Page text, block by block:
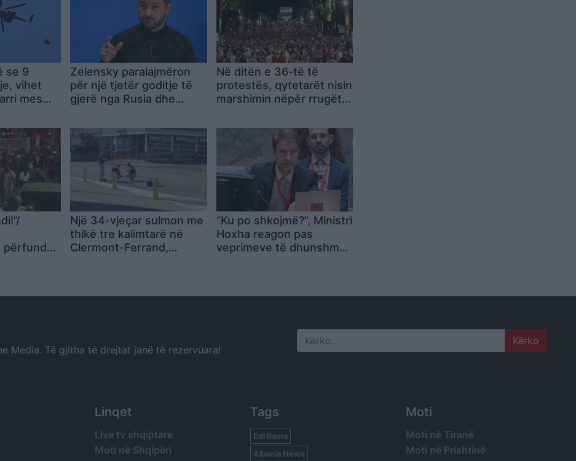
se 9
vihet
mes
Zelensky paralajmëron
për një tjetër goditje të
gjerë nga Rusia dhe
qytetarët
Në ditën e 36-të të
protestës, qytetarët nisin
marshimin nëpër rrugët e
Një 34-vjeçar sulmon me
thikë tre kalimtarë në
Clermont-Ferrand,
“Ku po shkojmë?”, Ministri
Hoxha reagon pas
veprimeve të dhunshme
Media. Të gjitha të drejtat janë të rezervuara! Search
Linqet
Live tv shqiptare
Moti në Shqipëri
Tags
Edi Rama
Albania News
Moti
Moti në Tiranë
Moti në Prishtinë